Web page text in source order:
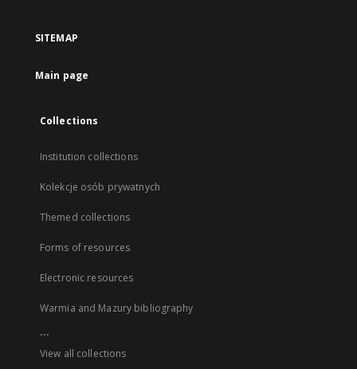
SITEMAP
Main page
Collections
Institution collections
Kolekcje osób prywatnych
Themed collections
Forms of resources
Electronic resources
Warmia and Mazury bibliography
...
View all collections